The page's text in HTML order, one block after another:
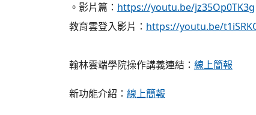
。影片篇： https://youtu.be/jz35Op0TK3g
教育雲登入影片： https://youtu.be/
翰林雲端學院操作講義連結： 線上簡報
新功能介紹： 線上簡報